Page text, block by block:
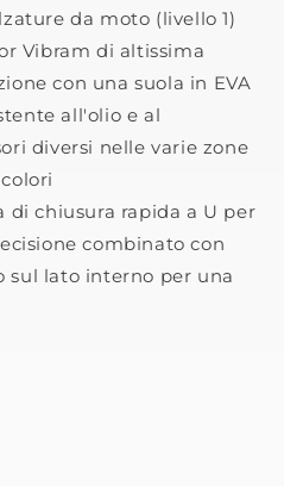
da moto (livello 1)
Vibram di altissima
con una suola in EVA
all'olio e al
diversi nelle varie zone
di chiusura rapida a U per
combinato con
sul lato interno per una